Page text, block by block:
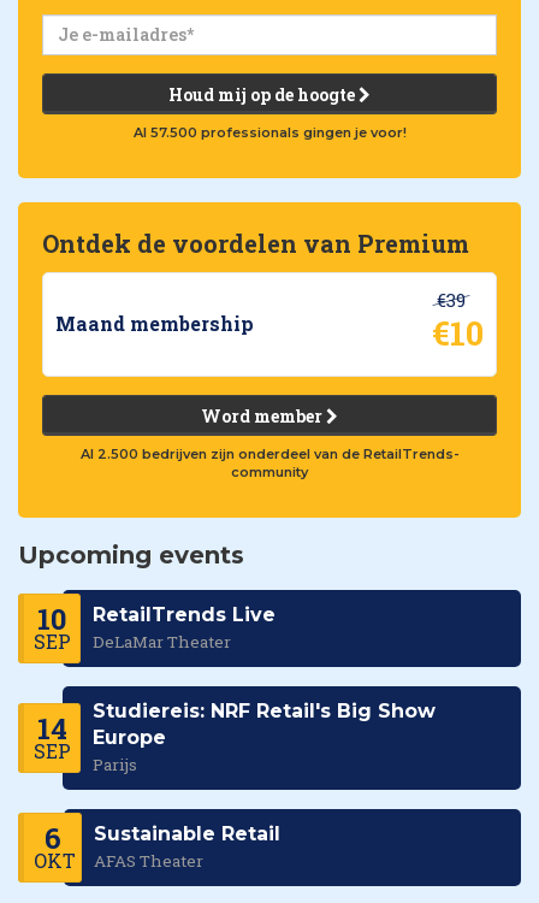
Houd mij op de hoogte
Al 57.500 professionals gingen je voor!
Ontdek de voordelen van Premium
Maand membership
€39
€10
Word member
Al 2.500 bedrijven zijn onderdeel van de RetailTrends-
community
Upcoming events
10
SEP
RetailTrends Live
DeLaMar Theater
14
SEP
Studiereis: NRF Retail's Big Show
Europe
Parijs
6
OKT
Sustainable Retail
AFAS Theater